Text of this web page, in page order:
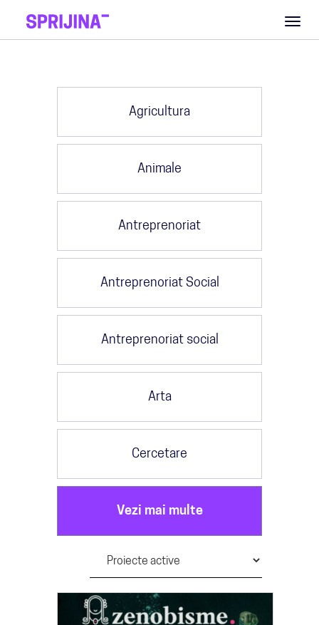
Agricultura
Animale
Antreprenoriat
Antreprenoriat Social
Antreprenoriat social
Arta
Cercetare
Vezi mai multe